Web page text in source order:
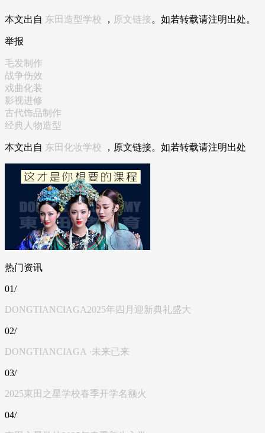
本文出自 东田造型学校 ， 原文链接。如若转载请注明出处。
举报
毛发制作
战争伤效
戏曲化装
影视进修
古代饰品制作
经典人物造型
本文出自 东田化妆学校 ，原文链接。如若转载请注明出处
热门资讯
01/
DONGTIANCIAGA2025年四月迎新典礼盛大
02/
DONGTIANCIAGA ·未来已来
03/
2025東田之星学校春季开学名额火
04/